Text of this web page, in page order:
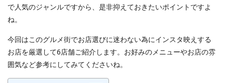
で人気のジャンルですから、是非抑えておきたいポイントですよ
ね。
今回はこのグルメ街でお店選びに迷わない為にインスタ映えする
お店を厳選して6店舗ご紹介します。お好みのメニューやお店の雰
囲気など参考にしてみてくださいね。